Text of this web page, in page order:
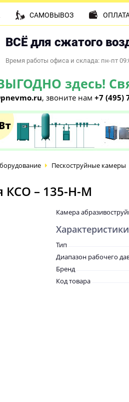
ВСЁ для сжатого
Время работы офиса и склада: пн-пт
здесь!
, звоните нам +7 (495)
САМОВЫВОЗ
Пескоструйные камеры
КСО – 135-Н-М
Камера
Характеристики
Тип
Диапазон рабочего
Бренд
Код товара